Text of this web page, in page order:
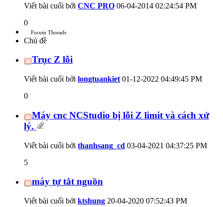
Viết bài cuối bởi CNC PRO 06-04-2014 02:24:54 PM
0
Forum Threads
Chủ đề
Trục Z lỗi
Viết bài cuối bởi longtuankiet 01-12-2022 04:49:45 PM
0
Máy cnc NCStudio bị lỗi Z limit và cách xử
lý.
Viết bài cuối bởi thanhsang_cd 03-04-2021 04:37:25 PM
5
máy tự tắt nguồn
Viết bài cuối bởi ktshung 20-04-2020 07:52:43 PM